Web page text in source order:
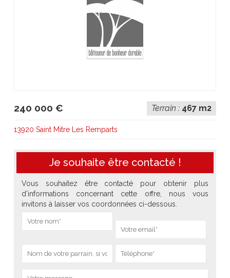
240 000 € Terrain : 467 m2
13920 Saint Mitre Les Remparts
Je souhaite être contacté !
Vous souhaitez être contacté pour obtenir plus
d'informations concernant cette offre, nous vous
invitons à laisser vos coordonnées ci-dessous.